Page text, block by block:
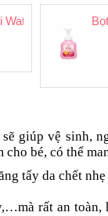
giúp vệ sinh,
bé, có thể
tẩy da chết
rất an